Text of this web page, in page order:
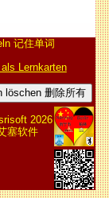
记住单词
Lernkarten
löschen 删除所有
2026
塞软件